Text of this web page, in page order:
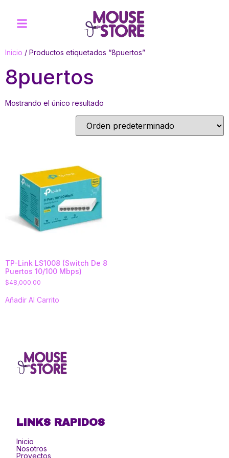
Inicio / Productos etiquetados “8puertos”
8puertos
Mostrando el único resultado
TP-Link LS1008 (Switch De 8
Puertos 10/100 Mbps)
$48,000.00
Añadir Al Carrito
LINKS RAPIDOS
Inicio
Nosotros
Proyectos